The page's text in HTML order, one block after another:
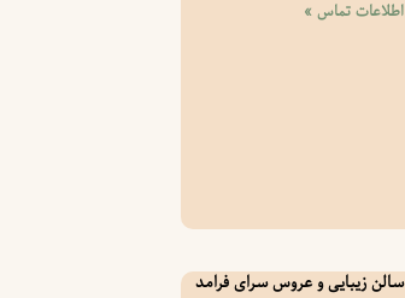
اطلاعات تماس »
سالن زیبایی و عروس سرای فرامد